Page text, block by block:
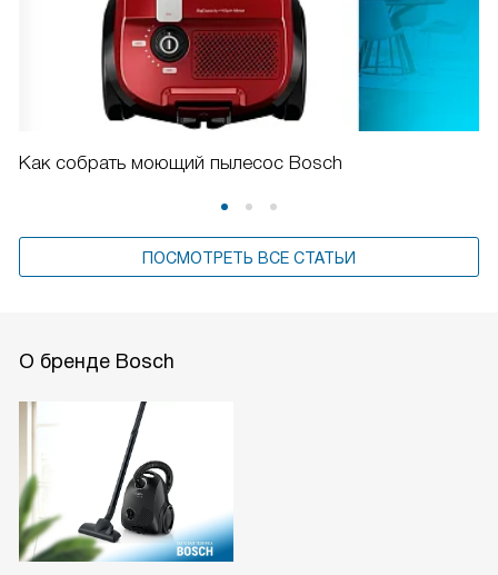
Как собрать моющий пылесос Bosch
ПОСМОТРЕТЬ ВСЕ СТАТЬИ
О бренде Bosch